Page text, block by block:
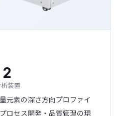
装置
元素の深さ方向プロファイ
ロセス開発・品質管理の現